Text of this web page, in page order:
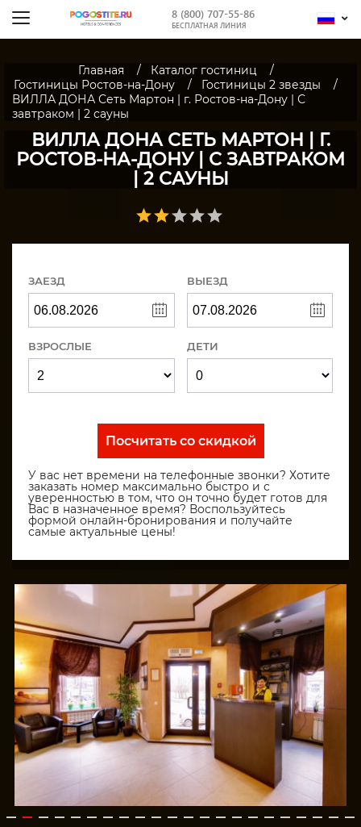
8 (800) 707-55-86
БЕСПЛАТНАЯ ЛИНИЯ
Главная
Каталог гостиниц
Гостиницы Ростов-на-Дону
Гостиницы 2 звезды
ВИЛЛА ДОНА Сеть Мартон | г. Ростов-на-Дону | С
завтраком | 2 сауны
ВИЛЛА ДОНА СЕТЬ МАРТОН | Г.
РОСТОВ-НА-ДОНУ | С ЗАВТРАКОМ
| 2 САУНЫ
ЗАЕЗД ВЫЕЗД
ВЗРОСЛЫЕ ДЕТИ
Посчитать со скидкой
У вас нет времени на телефонные звонки? Хотите
заказать номер максимально быстро и с
уверенностью в том, что он точно будет готов для
Вас в назначенное время? Воспользуйтесь
формой онлайн-бронирования и получайте
самые актуальные цены!